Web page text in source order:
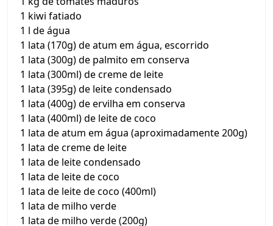
1 kiwi fatiado
1 l de água
1 lata (170g) de atum em água, escorrido
1 lata (300g) de palmito em conserva
1 lata (300ml) de creme de leite
1 lata (395g) de leite condensado
1 lata (400g) de ervilha em conserva
1 lata (400ml) de leite de coco
1 lata de atum em água (aproximadamente 200g)
1 lata de creme de leite
1 lata de leite condensado
1 lata de leite de coco
1 lata de leite de coco (400ml)
1 lata de milho verde
1 lata de milho verde (200g)